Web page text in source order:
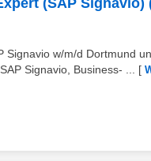
(SAP Signavio)
Signavio w/m/d Dortmund
Signavio, Business- ...
[